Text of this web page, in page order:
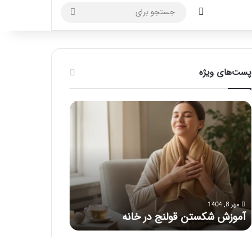
تغییر پوسته
برای
پست‌های ویژه
ماساژ
برای
بهبود
تمرکز
ذهنی؛
با
این
حواس‌جمع
شوید!
مرداد 6, 1404
ماساژ برای بهبود تمرکز ذهنی؛ با این
ماساژ حواس‌جمع شوید!
راهنمای
بعد
از